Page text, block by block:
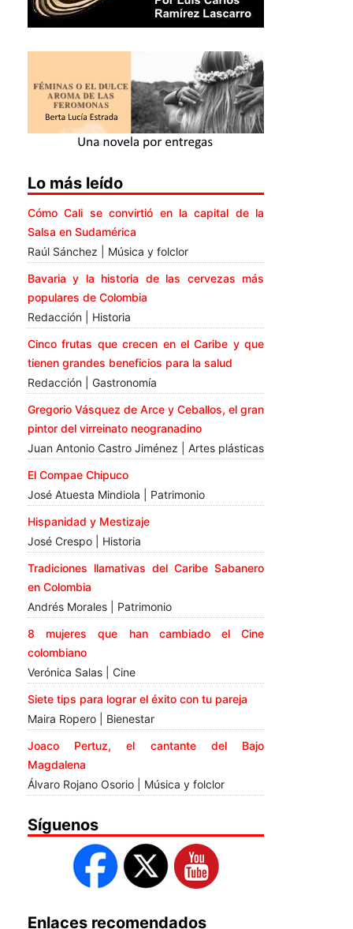
Lo más leído
Cómo Cali se convirtió en la capital de la
Salsa en Sudamérica
Raúl Sánchez | Música y folclor
Bavaria y la historia de las cervezas más
populares de Colombia
Redacción | Historia
Cinco frutas que crecen en el Caribe y que
tienen grandes beneficios para la salud
Redacción | Gastronomía
Gregorio Vásquez de Arce y Ceballos, el gran
pintor del virreinato neogranadino
Juan Antonio Castro Jiménez | Artes plásticas
El Compae Chipuco
José Atuesta Mindiola | Patrimonio
Hispanidad y Mestizaje
José Crespo | Historia
Tradiciones llamativas del Caribe Sabanero
en Colombia
Andrés Morales | Patrimonio
8 mujeres que han cambiado el Cine
colombiano
Verónica Salas | Cine
Siete tips para lograr el éxito con tu pareja
Maira Ropero | Bienestar
Joaco Pertuz, el cantante del Bajo
Magdalena
Álvaro Rojano Osorio | Música y folclor
Síguenos
Enlaces recomendados